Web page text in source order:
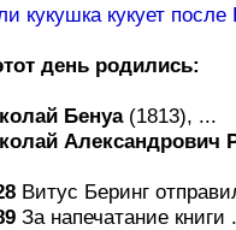
кукушка кукует
день родились:
Бенуа (1813), ...
Александрович
Витус Беринг
За напечатание книги